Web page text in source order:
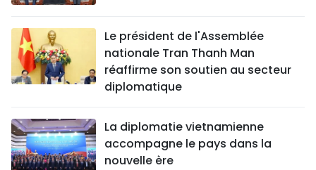
Le président de l'Assemblée
nationale Tran Thanh Man
réaffirme son soutien au secteur
diplomatique
La diplomatie vietnamienne
accompagne le pays dans la
nouvelle ère